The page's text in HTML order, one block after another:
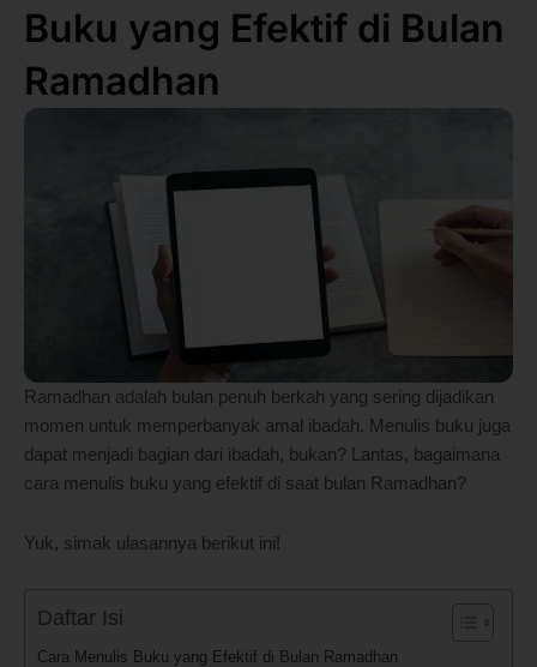
Buku yang Efektif di Bulan
Ramadhan
Ramadhan adalah bulan penuh berkah yang sering dijadikan
momen untuk memperbanyak amal ibadah. Menulis buku juga
dapat menjadi bagian dari ibadah, bukan? Lantas, bagaimana
cara menulis buku yang efektif di saat bulan Ramadhan?
Yuk, simak ulasannya berikut ini!
Daftar Isi
Cara Menulis Buku yang Efektif di Bulan Ramadhan